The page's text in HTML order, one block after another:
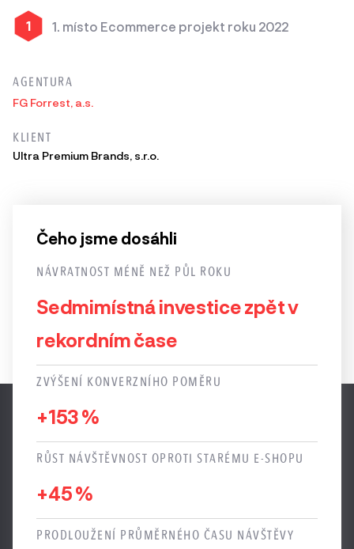
1 1. místo Ecommerce projekt roku 2022
AGENTURA
FG Forrest, a.s.
KLIENT
Ultra Premium Brands, s.r.o.
Čeho jsme dosáhli
NÁVRATNOST MÉNĚ NEŽ PŮL ROKU
Sedmimístná investice zpět v
rekordním čase
ZVÝŠENÍ KONVERZNÍHO POMĚRU
+153 %
RŮST NÁVŠTĚVNOST OPROTI STARÉMU E-SHOPU
+45 %
PRODLOUŽENÍ PRŮMĚRNÉHO ČASU NÁVŠTĚVY